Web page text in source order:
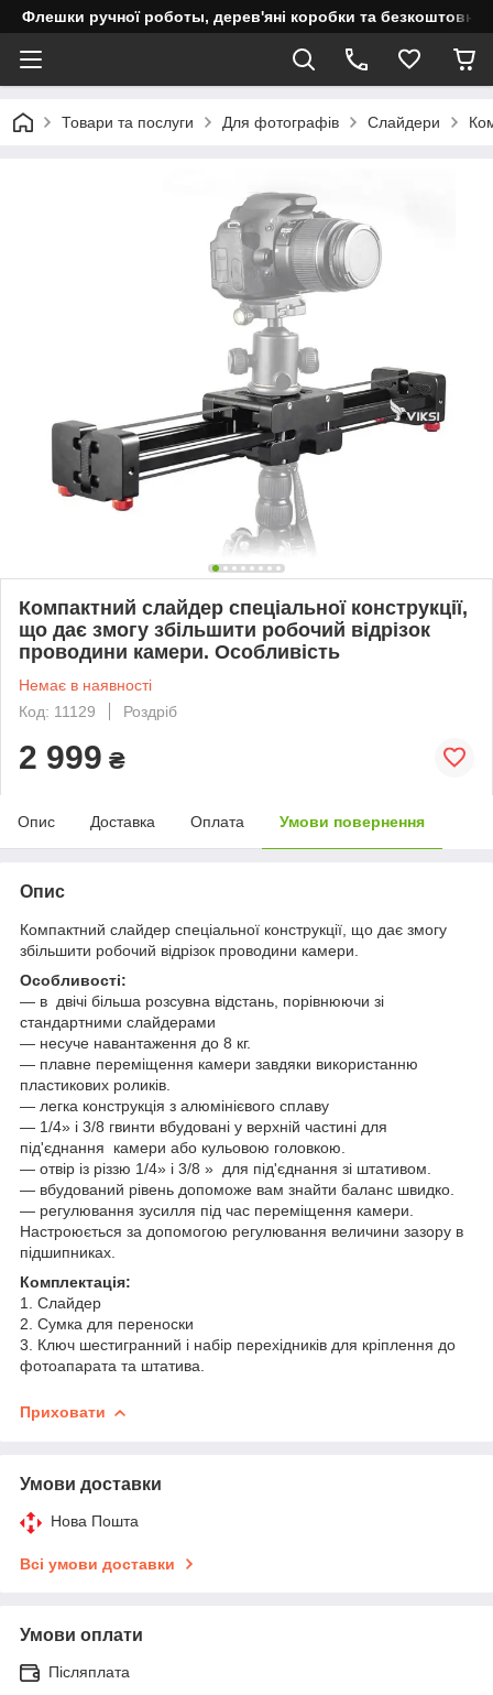
Флешки ручної роботы, дерев'яні коробки та безкоштовне
Товари та послуги Для фотографів Слайдери
Компактний слайдер спеціальної конструкції,
що дає змогу збільшити робочий відрізок
проводини камери. Особливість
Немає в наявності
Код: 11129
Роздріб
2 999 ₴
Опис Доставка Оплата Умови повернення
Опис
Компактний слайдер спеціальної конструкції, що дає змогу
збільшити робочий відрізок проводини камери.
Особливості:
— в двічі більша розсувна відстань, порівнюючи зі
стандартними слайдерами
— несуче навантаження до 8 кг.
— плавне переміщення камери завдяки використанню
пластикових роликів.
— легка конструкція з алюмінієвого сплаву
— 1/4» і 3/8 гвинти вбудовані у верхній частині для
під'єднання камери або кульовою головкою.
— отвір із різзю 1/4» і 3/8 » для під'єднання зі штативом.
— вбудований рівень допоможе вам знайти баланс швидко.
— регулювання зусилля під час переміщення камери.
Настроюється за допомогою регулювання величини зазору в
підшипниках.
Комплектація:
1. Слайдер
2. Сумка для переноски
3. Ключ шестигранний і набір перехідників для кріплення до
фотоапарата та штатива.
Приховати
Умови доставки
Нова Пошта
Всі умови доставки
Умови оплати
Післяплата